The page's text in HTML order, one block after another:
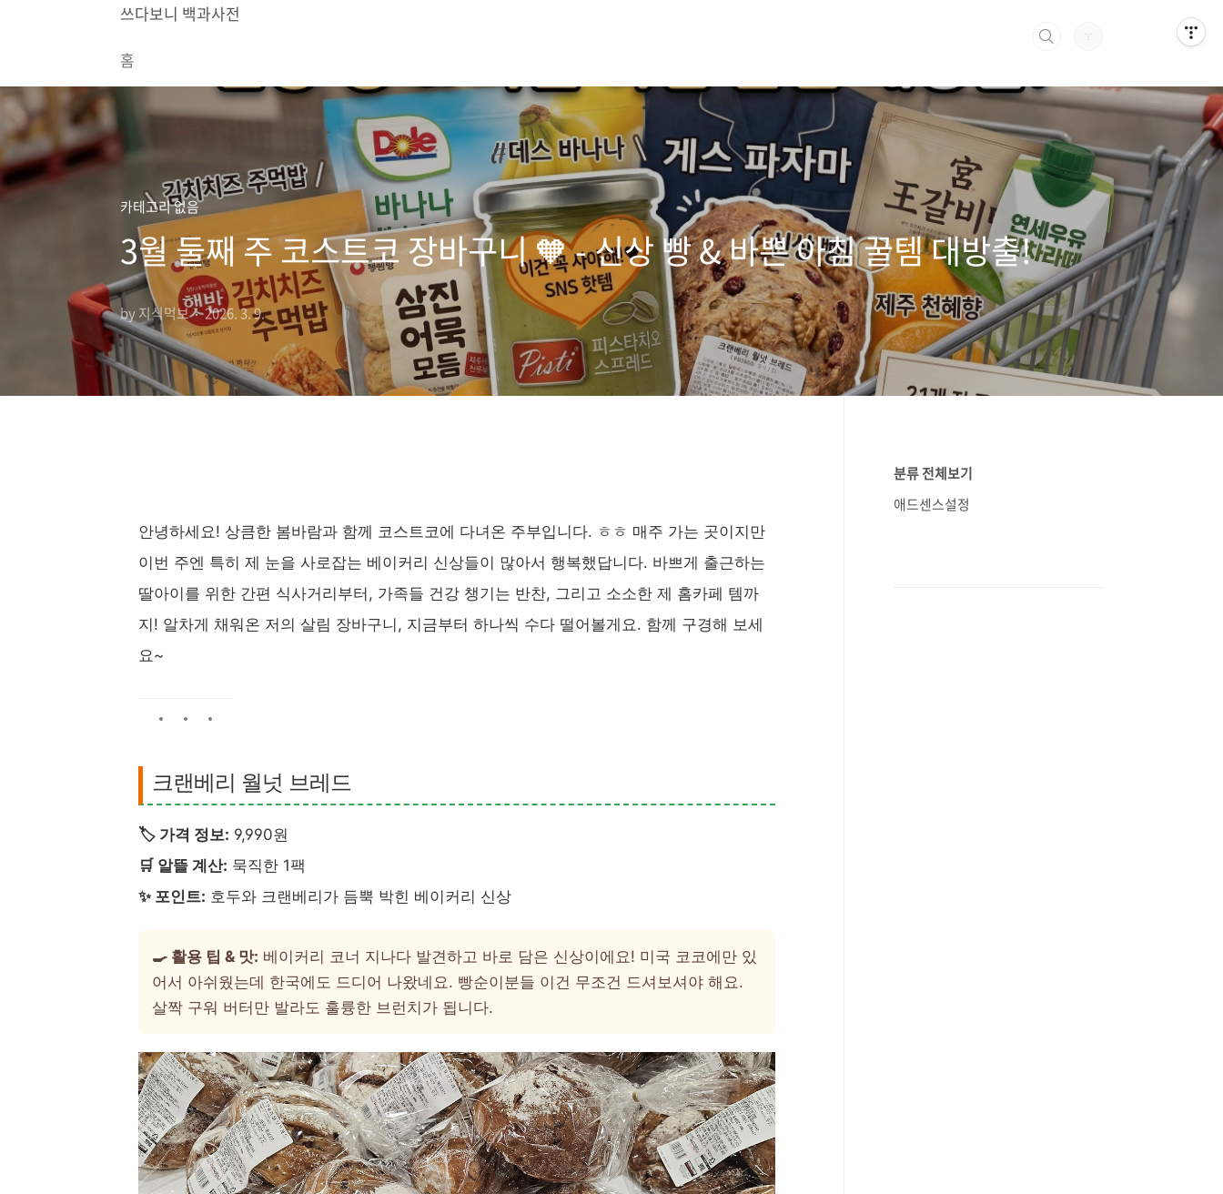
쓰다보니 백과사전
홈
카테고리 없음
3월 둘째 주 코스트코 장바구니 🧡 - 신상 빵 & 바쁜 아침 꿀템 대방출!
by 지식먹보 2026. 3. 9.
안녕하세요! 상큼한 봄바람과 함께 코스트코에 다녀온 주부입니다. ㅎㅎ 매주 가는 곳이지만
이번 주엔 특히 제 눈을 사로잡는 베이커리 신상들이 많아서 행복했답니다. 바쁘게 출근하는
딸아이를 위한 간편 식사거리부터, 가족들 건강 챙기는 반찬, 그리고 소소한 제 홈카페 템까
지! 알차게 채워온 저의 살림 장바구니, 지금부터 하나씩 수다 떨어볼게요. 함께 구경해 보세
요~
크랜베리 월넛 브레드
🏷️ 가격 정보: 9,990원
🛒 알뜰 계산: 묵직한 1팩
✨ 포인트: 호두와 크랜베리가 듬뿍 박힌 베이커리 신상
🍳 활용 팁 & 맛: 베이커리 코너 지나다 발견하고 바로 담은 신상이에요! 미국 코코에만 있
어서 아쉬웠는데 한국에도 드디어 나왔네요. 빵순이분들 이건 무조건 드셔보셔야 해요.
살짝 구워 버터만 발라도 훌륭한 브런치가 됩니다.
분류 전체보기
애드센스설정